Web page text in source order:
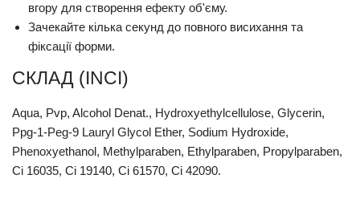
вгору для створення ефекту об'єму.
Зачекайте кілька секунд до повного висихання та
фіксації форми.
СКЛАД (INCI)
Aqua, Pvp, Alcohol Denat., Hydroxyethylcellulose, Glycerin,
Ppg-1-Peg-9 Lauryl Glycol Ether, Sodium Hydroxide,
Phenoxyethanol, Methylparaben, Ethylparaben, Propylparaben,
Ci 16035, Ci 19140, Ci 61570, Ci 42090.